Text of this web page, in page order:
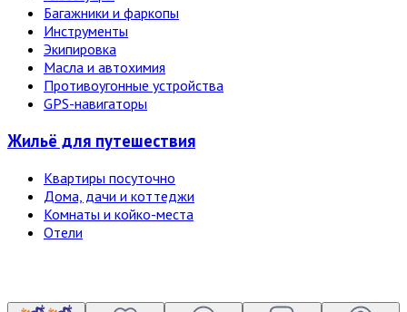
Багажники и фаркопы
Инструменты
Экипировка
Масла и автохимия
Противоугонные устройства
GPS-навигаторы
Жильё для путешествия
Квартиры посуточно
Дома, дачи и коттеджи
Комнаты и койко-места
Отели